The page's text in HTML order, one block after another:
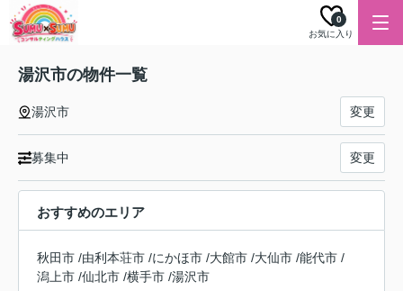
お気に入り
0
湯沢市の物件一覧
湯沢市 変更
募集中 変更
おすすめのエリア
秋田市 /由利本荘市 /にかほ市 /大館市 /大仙市 /能代市 /
潟上市 /仙北市 /横手市 /湯沢市